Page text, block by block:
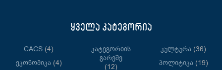
ყველა კატეგორია
CACS (4)
Ეკონომიკა(4)
Კატეგორიის
Გარეშე
(12)
Კულტურა (36)
Პოლიტიკა(19)